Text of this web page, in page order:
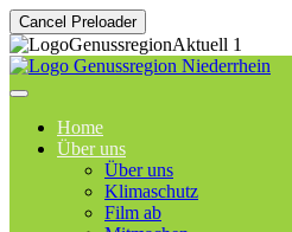
Cancel Preloader
Home
Über uns
Über uns
Klimaschutz
Film ab